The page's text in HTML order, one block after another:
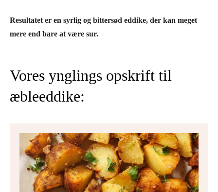
Resultatet er en syrlig og bittersød eddike, der kan meget
mere end bare at være sur.
Vores ynglings opskrift til
æbleeddike: